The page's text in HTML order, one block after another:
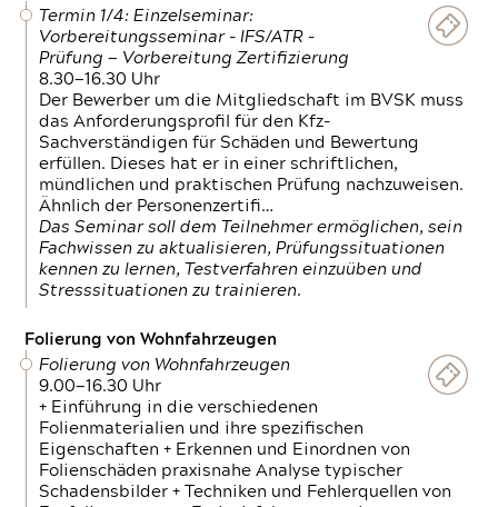
Termin 1/4: Einzelseminar:
Vorbereitungsseminar - IFS/ATR -
Prüfung — Vorbereitung Zertifizierung
8.30—16.30 Uhr
Der Bewerber um die Mitgliedschaft im BVSK muss
das Anforderungsprofil für den Kfz-
Sachverständigen für Schäden und Bewertung
erfüllen. Dieses hat er in einer schriftlichen,
mündlichen und praktischen Prüfung nachzuweisen.
Ähnlich der Personenzertifi…
Das Seminar soll dem Teilnehmer ermöglichen, sein
Fachwissen zu aktualisieren, Prüfungssituationen
kennen zu lernen, Testverfahren einzuüben und
Stresssituationen zu trainieren.
Folierung von Wohnfahrzeugen
Folierung von Wohnfahrzeugen
9.00—16.30 Uhr
+ Einführung in die verschiedenen
Folienmaterialien und ihre spezifischen
Eigenschaften + Erkennen und Einordnen von
Folienschäden praxisnahe Analyse typischer
Schadensbilder + Techniken und Fehlerquellen von